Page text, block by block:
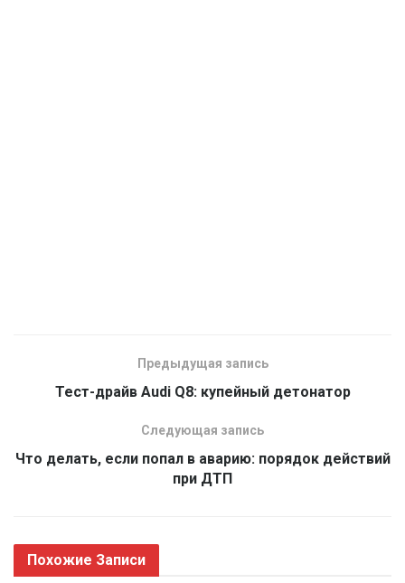
Предыдущая запись
Тест-драйв Audi Q8: купейный детонатор
Следующая запись
Что делать, если попал в аварию: порядок действий
при ДТП
Похожие Записи